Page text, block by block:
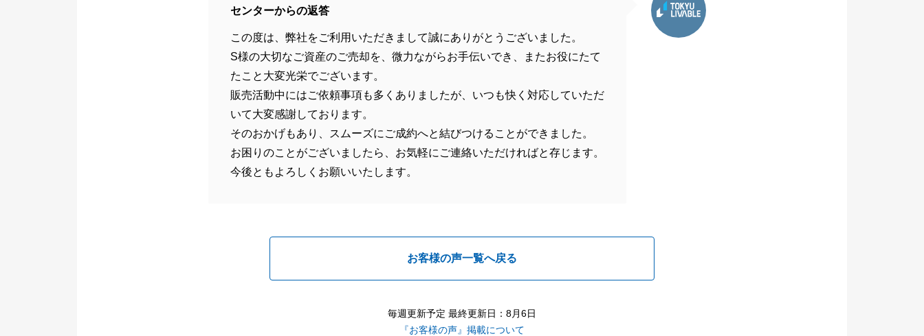
センターからの返答
この度は、弊社をご利用いただきまして誠にありがとうございました。
S様の大切なご資産のご売却を、微力ながらお手伝いでき、またお役にたて
たこと大変光栄でございます。
販売活動中にはご依頼事項も多くありましたが、いつも快く対応していただ
いて大変感謝しております。
そのおかげもあり、スムーズにご成約へと結びつけることができました。
お困りのことがございましたら、お気軽にご連絡いただければと存じます。
今後ともよろしくお願いいたします。
お客様の声一覧へ戻る
毎週更新予定 最終更新日：8月6日
『お客様の声』掲載について